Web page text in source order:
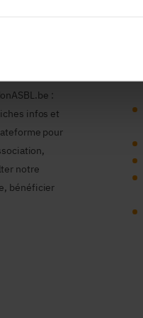
en tant
pour
des
:
infos et
pour
notre
bénéficier